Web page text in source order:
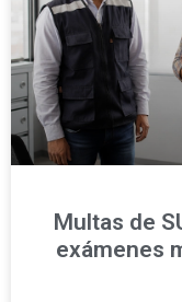
Multas de
exámenes